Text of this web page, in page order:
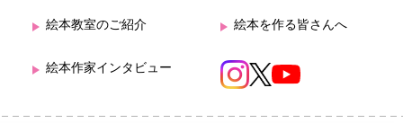
絵本教室のご紹介 絵本を作る皆さんへ
絵本作家インタビュー